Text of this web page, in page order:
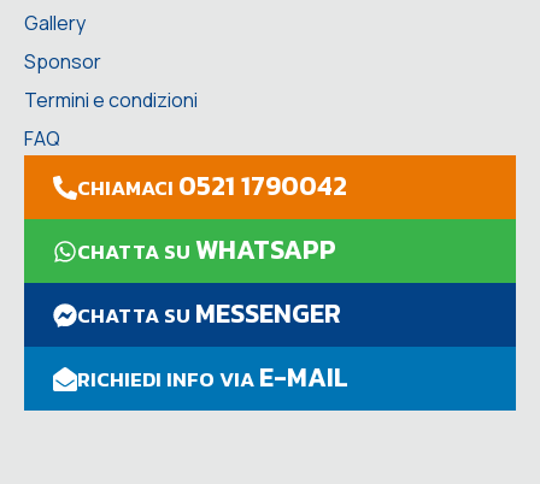
Gallery
Sponsor
Termini e condizioni
FAQ
CHIAMACI 0521 1790042
CHATTA SUWHATSAPP
CHATTA SU MESSENGER
RICHIEDI INFO VIAE-MAIL